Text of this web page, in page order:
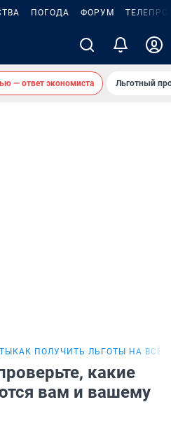
ПОГОДА ФОРУМ
— ответ экономиста Льготный
КАК ПОЛУЧИТЬ ЛЬГОТЫ НА ВСЁ
какие
вам и вашему